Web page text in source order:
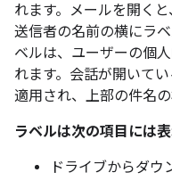
れます。メールを開く
送信者の名前の横にラ
ベルは、ユーザーの個
れます。会話が開いて
適用され、上部の件名の
ラベルは次の項目には表
ドライブからダウ